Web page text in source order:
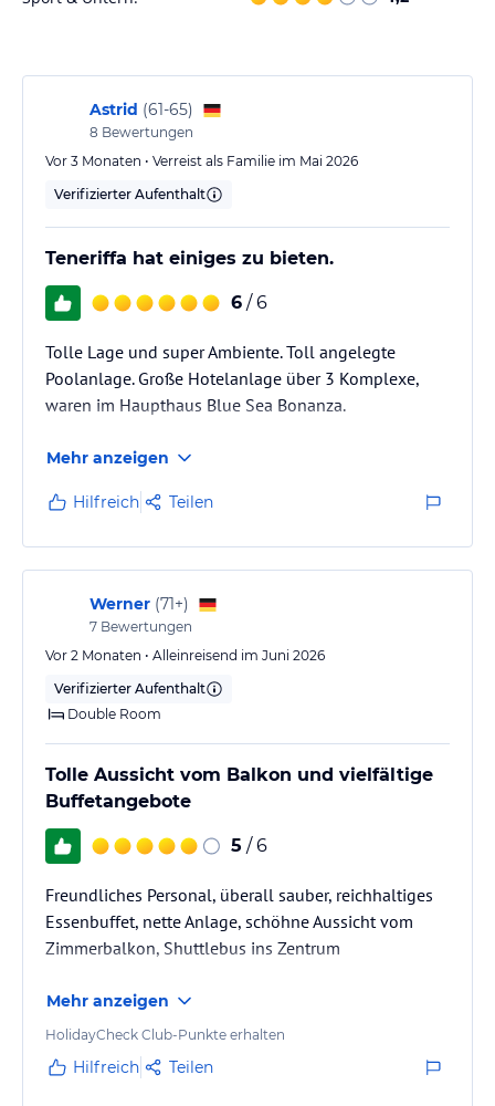
Kinder gibt es einen Miniclub und verschiedene
Schönheitsanwendungen, die gegen Gebühr erhältlich sind.
Hinweis: Allgemeine und unverbindliche
lies vor der Buchung die verbindlichen
Astrid (61-65)
8 Bewertungen
Vor 3 Monaten • Verreist als Familie im Mai 2026
Verifizierter Aufenthalt
Teneriffa hat einiges zu bieten.
6 / 6
Tolle Lage und super Ambiente. Toll angelegte
Poolanlage. Große Hotelanlage über 3 Komplexe,
waren im Haupthaus Blue Sea Bonanza.
Mehr anzeigen
Hilfreich Teilen
Werner (71+)
7 Bewertungen
Vor 2 Monaten • Alleinreisend im Juni 2026
Verifizierter Aufenthalt
Double Room
Tolle Aussicht vom Balkon und vielfältige
Buffetangebote
5 / 6
Freundliches Personal, überall sauber, reichhaltiges
Essenbuffet, nette Anlage, schöhne Aussicht vom
Zimmerbalkon, Shuttlebus ins Zentrum
Mehr anzeigen
HolidayCheck Club-Punkte erhalten
Hilfreich Teilen